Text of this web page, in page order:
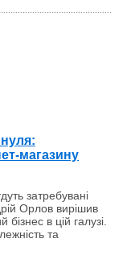
магазину
затребувані
Орлов вирішив
бізнес в цій галузі.
та